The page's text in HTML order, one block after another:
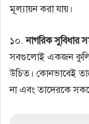
মূল্যায়ন করা যায়।
১০.নাগরিক সুবিধার
সবগুলোই একজন কুলি
উচিত। কোনভাবেই
না এবং তাদেরকে